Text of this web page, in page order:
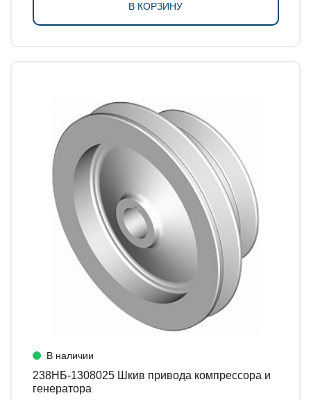
В КОРЗИНУ
В наличии
238НБ-1308025 Шкив привода компрессора и
генератора